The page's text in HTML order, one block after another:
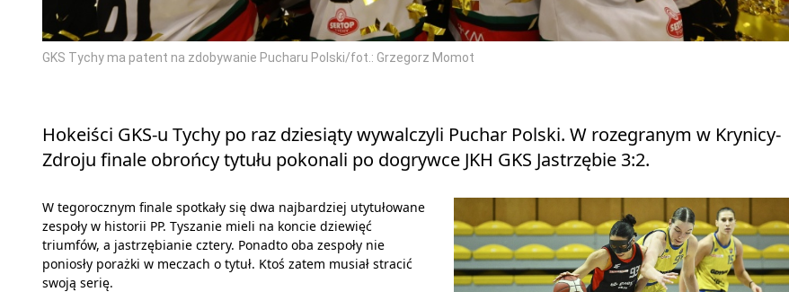
GKS Tychy ma patent na zdobywanie Pucharu Polski/fot.: Grzegorz Momot
Hokeiści GKS-u Tychy po raz dziesiąty wywalczyli Puchar Polski. W rozegranym w Krynicy-
Zdroju finale obrońcy tytułu pokonali po dogrywce JKH GKS Jastrzębie 3:2.
W tegorocznym finale spotkały się dwa najbardziej utytułowane
zespoły w historii PP. Tyszanie mieli na koncie dziewięć
triumfów, a jastrzębianie cztery. Ponadto oba zespoły nie
poniosły porażki w meczach o tytuł. Ktoś zatem musiał stracić
swoją serię.